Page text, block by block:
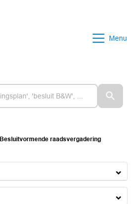
Menu
Besluitvormende raadsvergadering